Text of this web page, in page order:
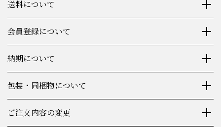
送料について
会員登録について
納期について
包装・同梱物について
ご注文内容の変更